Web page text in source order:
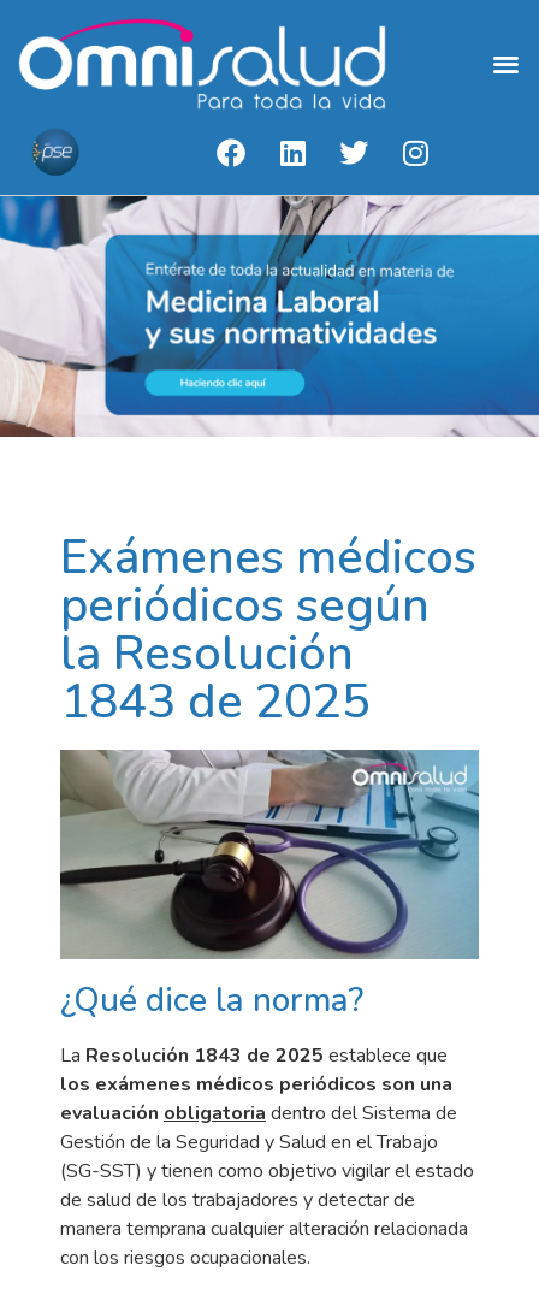
Exámenes médicos
periódicos según
la Resolución
1843 de 2025
¿Qué dice la norma?
La Resolución 1843 de 2025 establece que
los exámenes médicos periódicos son una
evaluación obligatoria dentro del Sistema de
Gestión de la Seguridad y Salud en el Trabajo
(SG-SST) y tienen como objetivo vigilar el estado
de salud de los trabajadores y detectar de
manera temprana cualquier alteración relacionada
con los riesgos ocupacionales.